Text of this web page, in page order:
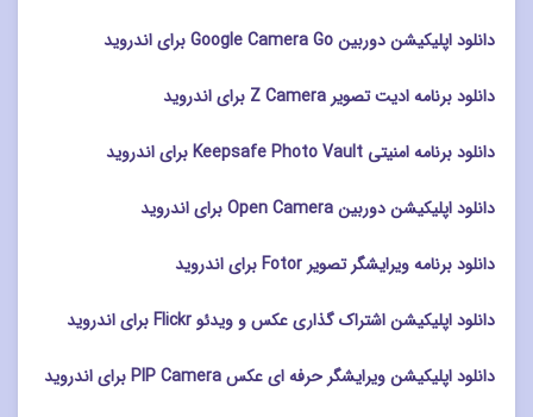
دانلود اپلیکیشن دوربین Google Camera Go برای اندروید
دانلود برنامه ادیت تصویر Z Camera برای اندروید
دانلود برنامه امنیتی Keepsafe Photo Vault برای اندروید
دانلود اپلیکیشن دوربین Open Camera برای اندروید
دانلود برنامه ویرایشگر تصویر Fotor برای اندروید
دانلود اپلیکیشن اشتراک گذاری عکس و ویدئو Flickr برای اندروید
دانلود اپلیکیشن ویرایشگر حرفه ای عکس PIP Camera برای اندروید